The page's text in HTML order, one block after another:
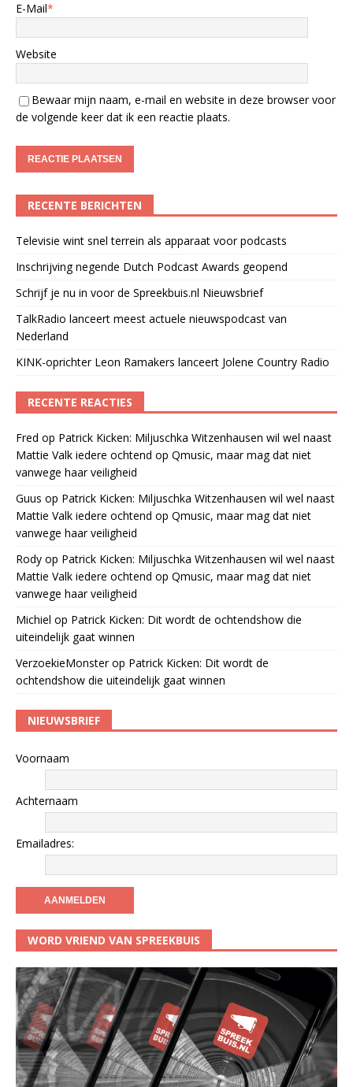
E-Mail*
Website
Bewaar mijn naam, e-mail en website in deze browser voor
de volgende keer dat ik een reactie plaats.
RECENTE BERICHTEN
Televisie wint snel terrein als apparaat voor podcasts
Inschrijving negende Dutch Podcast Awards geopend
Schrijf je nu in voor de Spreekbuis.nl Nieuwsbrief
TalkRadio lanceert meest actuele nieuwspodcast van
Nederland
KINK-oprichter Leon Ramakers lanceert Jolene Country Radio
RECENTE REACTIES
Fred op Patrick Kicken: Miljuschka Witzenhausen wil wel naast
Mattie Valk iedere ochtend op Qmusic, maar mag dat niet
vanwege haar veiligheid
Guus op Patrick Kicken: Miljuschka Witzenhausen wil wel naast
Mattie Valk iedere ochtend op Qmusic, maar mag dat niet
vanwege haar veiligheid
Rody op Patrick Kicken: Miljuschka Witzenhausen wil wel naast
Mattie Valk iedere ochtend op Qmusic, maar mag dat niet
vanwege haar veiligheid
Michiel op Patrick Kicken: Dit wordt de ochtendshow die
uiteindelijk gaat winnen
VerzoekieMonsterop Patrick Kicken: Dit wordt de
ochtendshow die uiteindelijk gaat winnen
NIEUWSBRIEF
Voornaam
Achternaam
Emailadres:
WORD VRIEND VAN SPREEKBUIS